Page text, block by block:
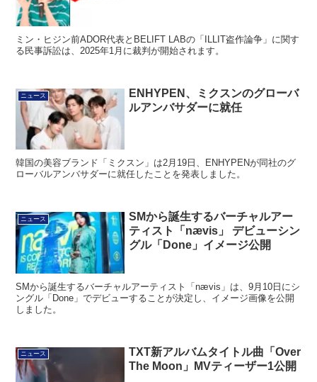
ミン・ヒジン前ADOR代表とBELIFT LABの「ILLIT盗作論争」に関す
る民事訴訟は、2025年1月に裁判が開始されます。
ニュース
ENHYPEN、ミクスンのグローバ
ルアンバサダーに就任
韓国の美容ブランド「ミクスン」は2月19日、ENHYPENが同社のグ
ローバルアンバサダーに就任したことを発表しました。
ニュース
SMから誕生するバーチャルアー
ティスト「nævis」 デビューシン
グル「Done」イメージ公開
SMから誕生するバーチャルアーティスト「nævis」は、9月10日にシ
ングル「Done」でデビューすることが決定し、イメージ画像を公開
しました。
ニュース
TXT新アルバムタイトル曲「Over
The Moon」MVティーザー1公開